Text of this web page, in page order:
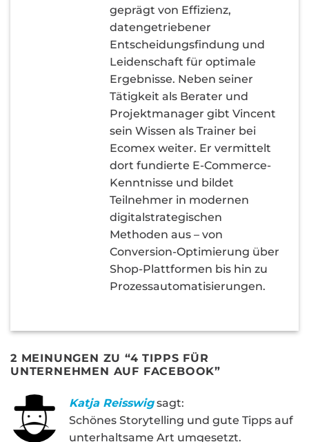
geprägt von Effizienz,
datengetriebener
Entscheidungsfindung und
Leidenschaft für optimale
Ergebnisse. Neben seiner
Tätigkeit als Berater und
Projektmanager gibt Vincent
sein Wissen als Trainer bei
Ecomex weiter. Er vermittelt
dort fundierte E-Commerce-
Kenntnisse und bildet
Teilnehmer in modernen
digitalstrategischen
Methoden aus – von
Conversion-Optimierung über
Shop-Plattformen bis hin zu
Prozessautomatisierungen.
2 MEINUNGEN ZU “4 TIPPS FÜR
UNTERNEHMEN AUF FACEBOOK”
Katja Reisswig sagt:
Schönes Storytelling und gute Tipps auf
unterhaltsame Art umgesetzt.